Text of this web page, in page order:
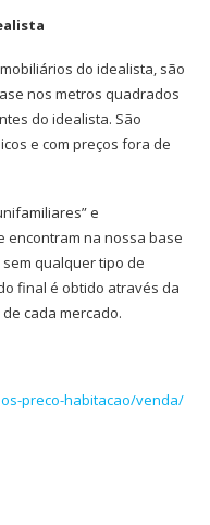
do idealista, são
nos metros quadrados
do idealista. São
e com preços fora de
e
encontram na nossa base
qualquer tipo de
final é obtido através da
cada mercado.
preco-habitacao/venda/